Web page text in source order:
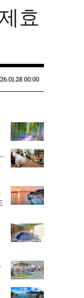
효
00:00